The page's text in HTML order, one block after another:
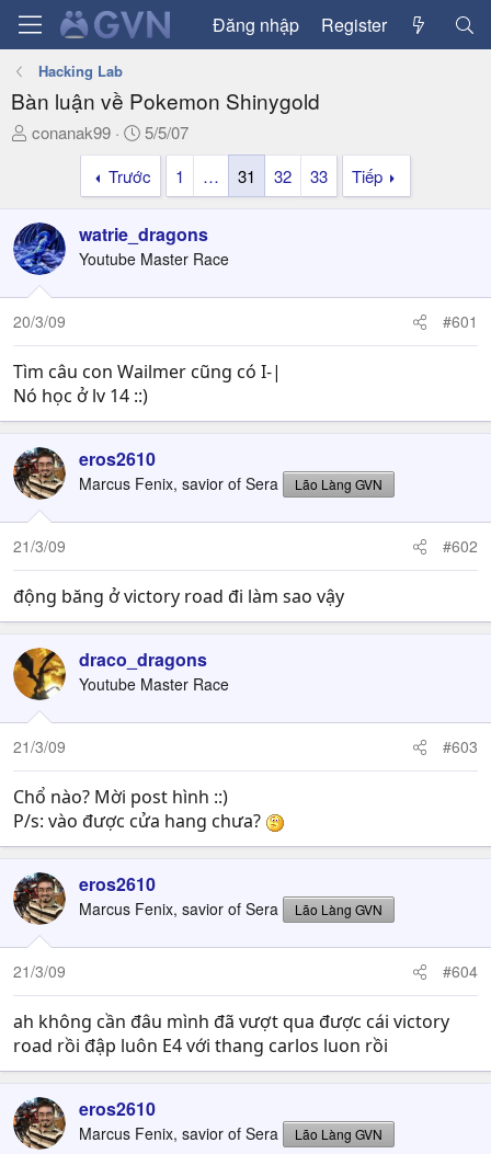
Đăng nhập Register
Hacking Lab
Bàn luận về Pokemon Shinygold
T
a
d
s
t
a
e
r
conanak99
N
g
à
y
g
ử
i
5/5/07
Trước
1 … 31 32 33 Tiếp
watrie_dragons
Youtube Master Race
20/3/09 #601
Tìm câu con Wailmer cũng có I-|
Nó học ở lv 14 ::)
eros2610
Marcus Fenix, savior of Sera Lão Làng GVN
21/3/09 #602
động băng ở victory road đi làm sao vậy
draco_dragons
Youtube Master Race
21/3/09 #603
Chổ nào? Mời post hình ::)
P/s: vào được cửa hang chưa?
eros2610
Marcus Fenix, savior of Sera Lão Làng GVN
21/3/09 #604
ah không cần đâu mình đã vượt qua được cái victory
road rồi đập luôn E4 với thang carlos luon rồi
eros2610
Marcus Fenix, savior of Sera Lão Làng GVN